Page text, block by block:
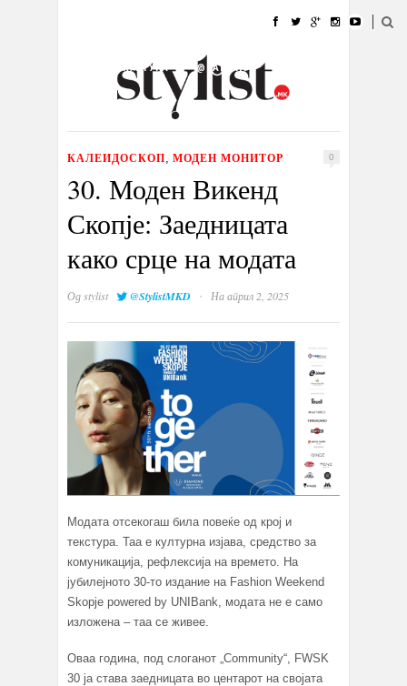
УБАВИНА
КУЛТУРА @РАБОТА
ИЗЛОГ
КАЛЕИДОСКОП, МОДЕН МОНИТОР 0
30. Моден Викенд
Скопје: Заедницата
како срце на модата
Одstylist @StylistMKD · На април 2, 2025
Модата отсекогаш била повеќе од крој и
текстура. Таа е културна изјава, средство за
комуникација, рефлексија на времето. На
јубилејното 30-то издание на Fashion Weekend
Skopje powered by UNIBank, модата не е само
изложена – таа се живее.
Оваа година, под слоганот „Community“, FWSK
30 ја става заедницата во центарот на својата